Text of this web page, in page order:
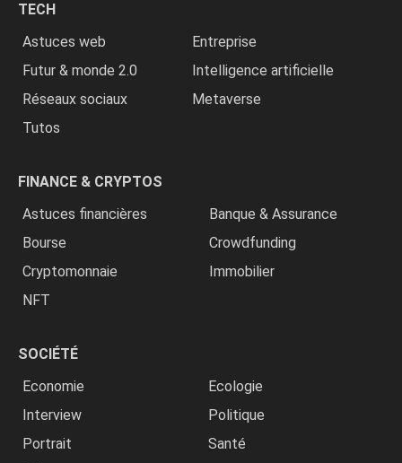
TECH
Astuces web
Entreprise
Futur & monde 2.0
Intelligence artificielle
Réseaux sociaux
Metaverse
Tutos
FINANCE & CRYPTOS
Astuces financières
Banque & Assurance
Bourse
Crowdfunding
Cryptomonnaie
Immobilier
NFT
SOCIÉTÉ
Economie
Ecologie
Interview
Politique
Portrait
Santé